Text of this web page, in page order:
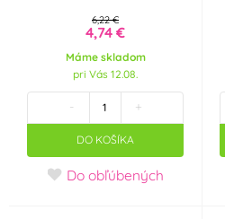
UNIQUE (0)
Wilton
xPartydeco (0)
xx-AMSCAN (0)
6,22 €
4,74 €
Máme skladom
pri Vás 12.08.
- +
DO KOŠÍKA
Do obľúbených